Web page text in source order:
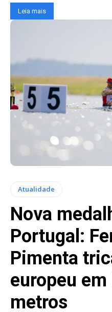
Leia mais
Atualidade
Nova
Portugal:
Pimenta
europeu
metros